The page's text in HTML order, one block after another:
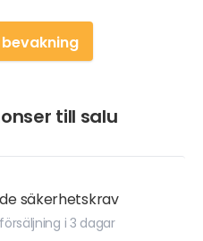
till salu
säkerhetskrav
i 3 dagar